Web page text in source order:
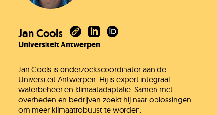
Jan Cools
Universiteit Antwerpen
Jan Cools is onderzoekscoördinator aan de
Universiteit Antwerpen. Hij is expert integraal
waterbeheer en klimaatadaptatie. Samen met
overheden en bedrijven zoekt hij naar oplossingen
om meer klimaatrobuust te worden.